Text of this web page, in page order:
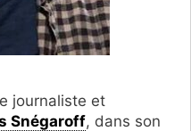
journaliste et
Snégaroff, dans son